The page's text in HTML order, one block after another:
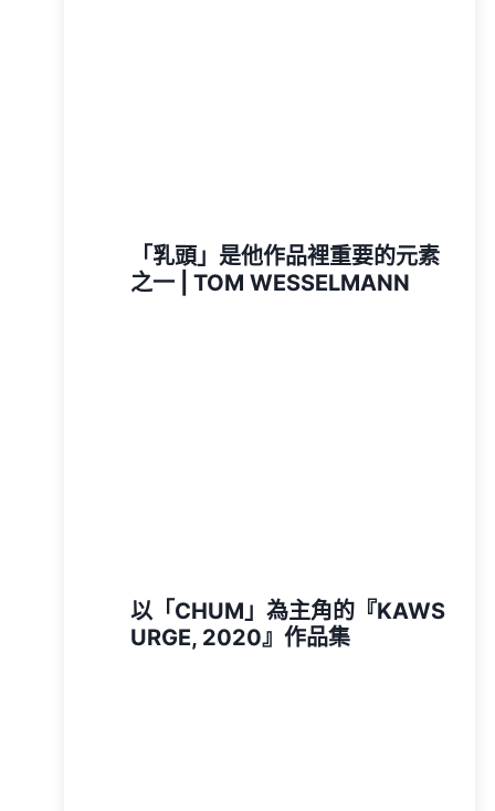
「乳頭」是他作品裡重要的元素
之一 | TOM WESSELMANN
以「CHUM」為主角的『KAWS
URGE, 2020』作品集